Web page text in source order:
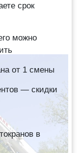
срок
можно
от 1 смены
— скидки
в